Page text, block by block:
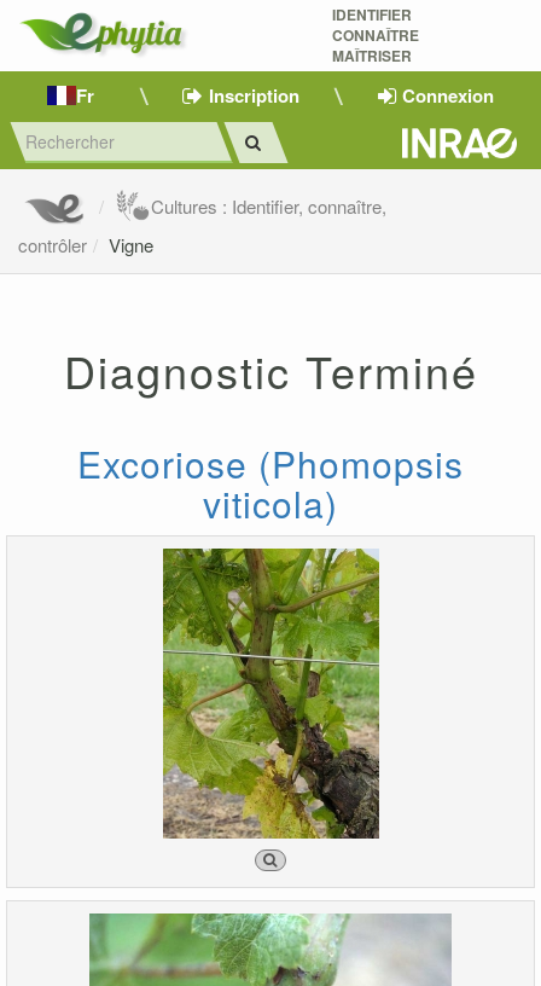
IDENTIFIER
CONNAÎTRE
MAÎTRISER
Fr Inscription Connexion
Cultures : Identifier, connaître,
contrôler
Vigne
Diagnostic Terminé
Excoriose (Phomopsis
viticola)